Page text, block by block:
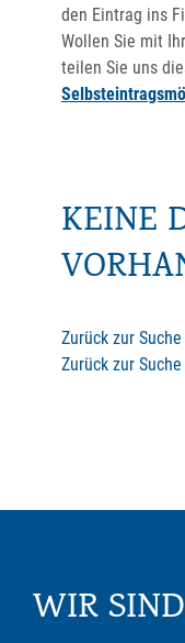
den Eintrag ins
Wollen Sie mit
teilen Sie uns
KEINE
Zurück zur Suche
Zurück zur Suche
WIR